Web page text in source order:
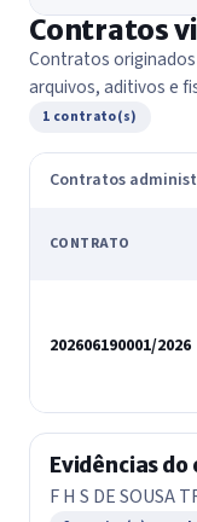
Contratos
Contratos
arquivos, aditivos e
1 contrato(s)
Contratos
CONTRATO
202606190001/2026
Evidências
F H S DE SOUSA